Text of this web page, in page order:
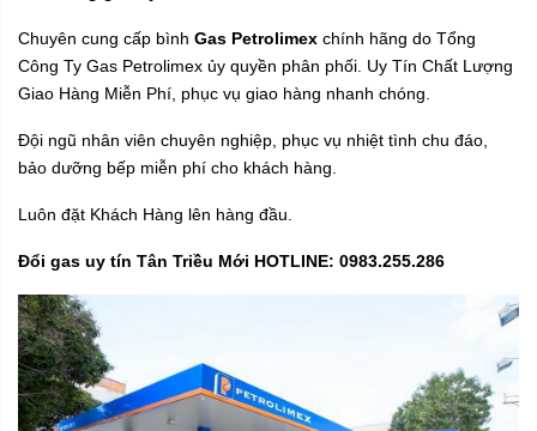
Chuyên cung cấp bình Gas Petrolimex chính hãng do Tổng
Công Ty Gas Petrolimex ủy quyền phân phối. Uy Tín Chất Lượng
Giao Hàng Miễn Phí, phục vụ giao hàng nhanh chóng.
Đội ngũ nhân viên chuyên nghiệp, phục vụ nhiệt tình chu đáo,
bảo dưỡng bếp miễn phí cho khách hàng.
Luôn đặt Khách Hàng lên hàng đầu.
Đổi gas uy tín Tân Triều Mới HOTLINE: 0983.255.286